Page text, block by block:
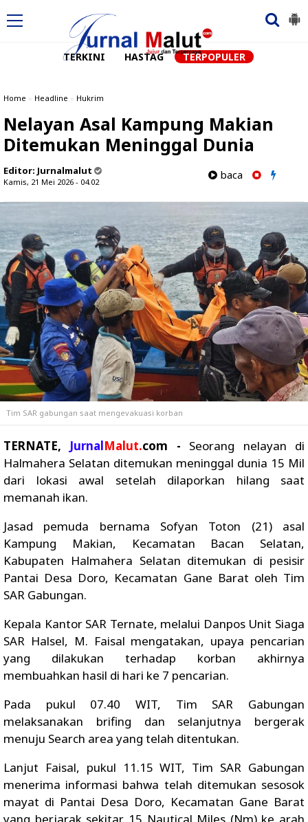
TERKINI HASTAG TERPOPULER
Home » Headline » Hukrim
Nelayan Asal Kampung Makian
Ditemukan Meninggal Dunia
Editor: Jurnalmalut
Kamis, 21 Mei 2026 - 04.02
baca
Tim SAR gabungan saat mengevakuasi korban
TERNATE, JurnalMalut.com - Seorang nelayan di
Halmahera Selatan ditemukan meninggal dunia 15 Mil
dari lokasi awal setelah dilaporkan hilang saat
memanah ikan.
Jasad pemuda bernama Sofyan Toton (21) asal
Kampung Makian, Kecamatan Bacan Selatan,
Kabupaten Halmahera Selatan ditemukan di pesisir
Pantai Desa Doro, Kecamatan Gane Barat oleh Tim
SAR Gabungan.
Kepala Kantor SAR Ternate, melalui Danpos Unit Siaga
SAR Halsel, M. Faisal mengatakan, upaya pencarian
yang dilakukan terhadap korban akhirnya
membuahkan hasil di hari ke 7 pencarian.
Pada pukul 07.40 WIT, Tim SAR Gabungan
melaksanakan brifing dan selanjutnya bergerak
menuju Search area yang telah ditentukan.
Lanjut Faisal, pukul 11.15 WIT, Tim SAR Gabungan
menerima informasi bahwa telah ditemukan sesosok
mayat di Pantai Desa Doro, Kecamatan Gane Barat